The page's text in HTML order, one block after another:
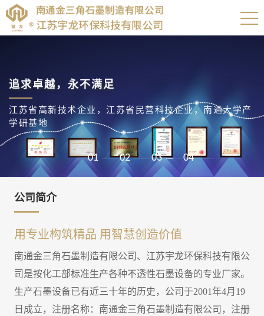
追求卓越，永不满足
江苏省高新技术企业，江苏省民营科技企业，南通大学产
学研基地
01 02 03 04
公司简介
用专业构筑精品 用智慧创造价值
南通金三角石墨制造有限公司、江苏宇龙环保科技有限公
司是按化工部标准生产各种不透性石墨设备的专业厂家。
生产石墨设备已有近三十年的历史，公司于2001年4月19
日成立，注册名称：南通金三角石墨制造有限公司，注册